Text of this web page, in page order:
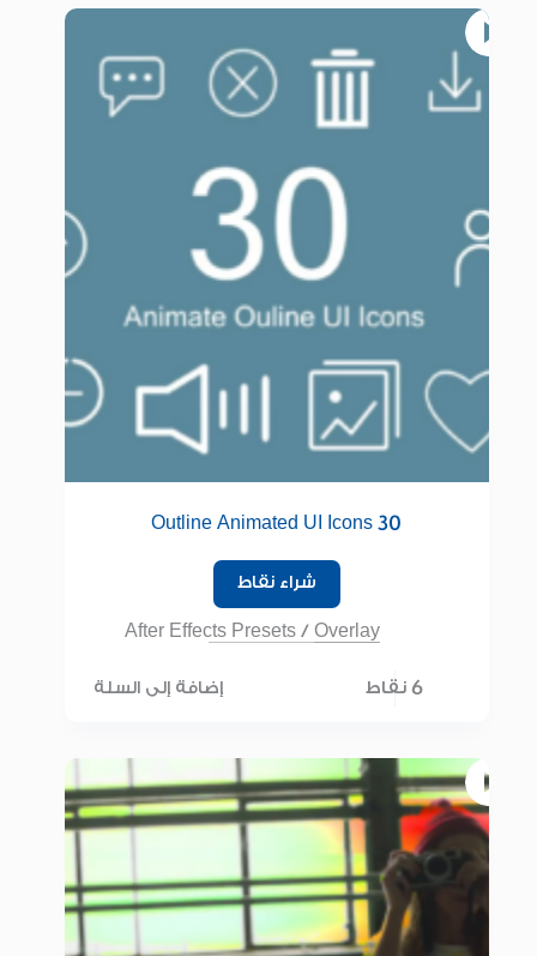
30 Outline Animated UI Icons
شراء نقاط
After Effects Presets /Overlay
6 نقاط إضافة إلى السلة